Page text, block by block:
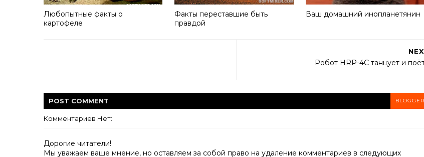
Любопытные факты о
картофеле
Факты переставшие быть
правдой
Ваш домашний инопланетянин
Робот HRP-4C танцует и
POST COMMENT BLOGGER
Комментариев Нет:
Дорогие читатели!
Мы уважаем ваше мнение, но оставляем за собой право на удаление комментариев в следующих